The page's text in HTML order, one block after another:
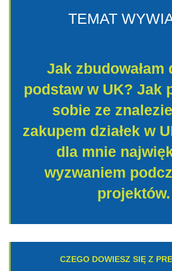
TEMAT
Jak zbudowałam
podstaw w UK? Jak
sobie ze
zakupem działek w
dla mnie
wyzwaniem
projektów.
CZEGO DOWIESZ SIĘ Z